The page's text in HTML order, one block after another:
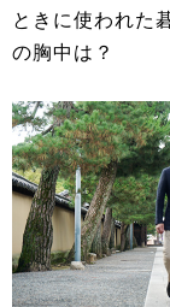
ときに使われた
の胸中は？